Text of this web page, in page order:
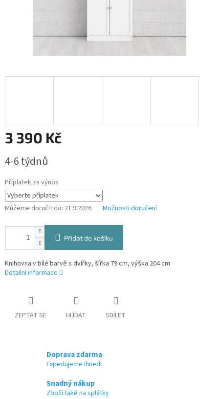
3 390 Kč
cena:
4-6 týdnů
Příplatek za výnos
Můžeme doručit do: 21.9.2026 Možnosti doručení
Přidat do košíku
Knihovna v bílé barvě s dvířky, šířka 79 cm, výška 204 cm
Detailní informace
ZEPTAT SE HLÍDAT SDÍLET
Doprava zdarma
Expedujeme ihned!
Snadný nákup
Zboží také na splátky